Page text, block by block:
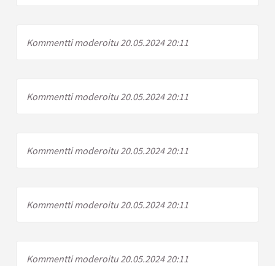
Kommentti moderoitu 20.05.2024 20:11
Kommentti moderoitu 20.05.2024 20:11
Kommentti moderoitu 20.05.2024 20:11
Kommentti moderoitu 20.05.2024 20:11
Kommentti moderoitu 20.05.2024 20:11